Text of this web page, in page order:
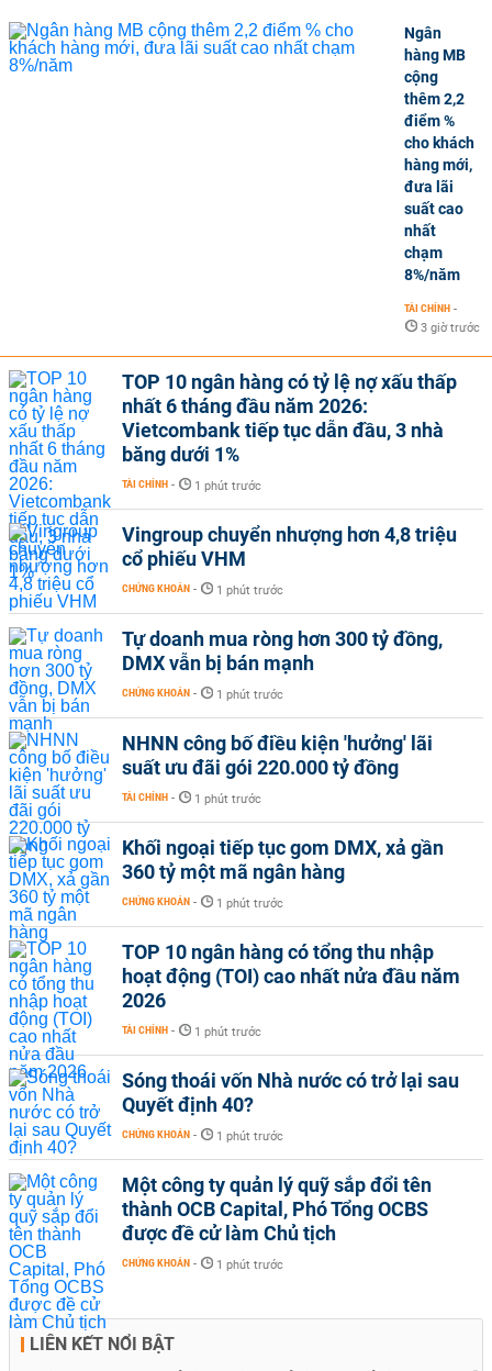
Ngân
hàng MB
cộng
thêm 2,2
điểm %
cho khách
hàng mới,
đưa lãi
suất cao
nhất
chạm
8%/năm
TÀI CHÍNH -
3 giờ trước
TOP 10 ngân hàng có tỷ lệ nợ xấu thấp
nhất 6 tháng đầu năm 2026:
Vietcombank tiếp tục dẫn đầu, 3 nhà
băng dưới 1%
TÀI CHÍNH - 1 phút trước
Vingroup chuyển nhượng hơn 4,8 triệu
cổ phiếu VHM
CHỨNG KHOÁN - 1 phút trước
Tự doanh mua ròng hơn 300 tỷ đồng,
DMX vẫn bị bán mạnh
CHỨNG KHOÁN - 1 phút trước
NHNN công bố điều kiện 'hưởng' lãi
suất ưu đãi gói 220.000 tỷ đồng
TÀI CHÍNH - 1 phút trước
Khối ngoại tiếp tục gom DMX, xả gần
360 tỷ một mã ngân hàng
CHỨNG KHOÁN - 1 phút trước
TOP 10 ngân hàng có tổng thu nhập
hoạt động (TOI) cao nhất nửa đầu năm
2026
TÀI CHÍNH - 1 phút trước
Sóng thoái vốn Nhà nước có trở lại sau
Quyết định 40?
CHỨNG KHOÁN - 1 phút trước
Một công ty quản lý quỹ sắp đổi tên
thành OCB Capital, Phó Tổng OCBS
được đề cử làm Chủ tịch
CHỨNG KHOÁN - 1 phút trước
LIÊN KẾT NỔI BẬT